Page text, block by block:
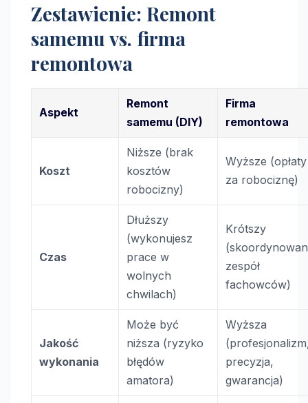
Zestawienie: Remont
samemu vs. firma
remontowa
Aspekt
Remont
samemu (DIY)
Firma
remontowa
Koszt
Niższe (brak
kosztów
robocizny)
Wyższe (opłaty
za robociznę)
Czas
Dłuższy
(wykonujesz
prace w
wolnych
chwilach)
Krótszy
zespół
fachowców)
Jakość
wykonania
Może być
niższa (ryzyko
błędów
amatora)
Wyższa
precyzja,
gwarancja)